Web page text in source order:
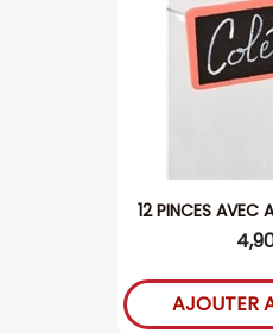
12 PINCES AVEC
AJOUTER